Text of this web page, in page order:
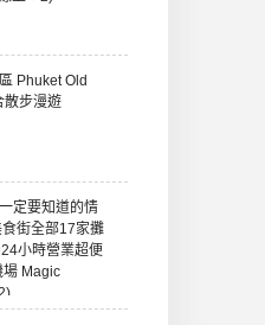
Phuket Old
散步漫遊
定要知道的情
街全部17家攤
小時營業超便
場 Magic